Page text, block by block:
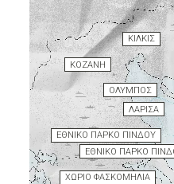
ΚΙΛΚΊΣ
ΚΟΖΑΝΗ
ΟΛΥΜΠΟΣ
ΛΑΡΙΣΑ
ΕΘΝΙΚΟ ΠΑΡΚΟ ΠΙΝΔΟΥ
ΕΘΝΙΚΌ ΠΆΡΚΟ
ΧΩΡΙΟ ΦΑΣΚΟΜΗΛΙΑ